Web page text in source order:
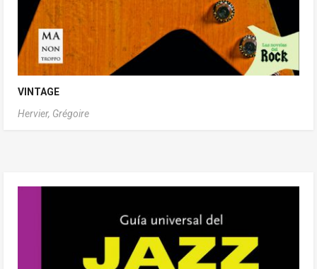
VINTAGE
Hervier, Grégoire